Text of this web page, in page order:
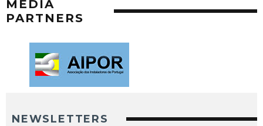
MEDIA
PARTNERS
NEWSLETTERS